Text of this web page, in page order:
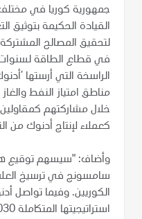
جمهورية كوريا في
القيادة الحكيمة بتوثيق
لتحقيق المصالح
في قطاع الطاقة
الراسخة التي أرستها
مناطق امتياز النفط
خلال مشاركتهم
كعملاء لإنتاج أدنوك من
وأضاف: "سيسهم توقيع
سامسونج في ترسيخ
الكوريين. وفيما تواصل